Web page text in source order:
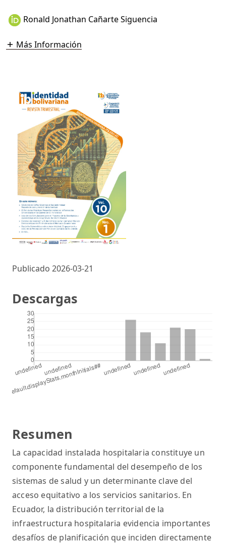
Ronald Jonathan Cañarte Siguencia
Más Información
Publicado 2026-03-21
Resumen
La capacidad instalada hospitalaria constituye un
componente fundamental del desempeño de los
sistemas de salud y un determinante clave del
acceso equitativo a los servicios sanitarios. En
Ecuador, la distribución territorial de la
infraestructura hospitalaria evidencia importantes
desafíos de planificación que inciden directamente
Descargas